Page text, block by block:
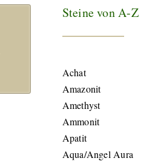
Steine von A-Z
Achat
Amazonit
Amethyst
Ammonit
Apatit
Aqua/Angel Aura